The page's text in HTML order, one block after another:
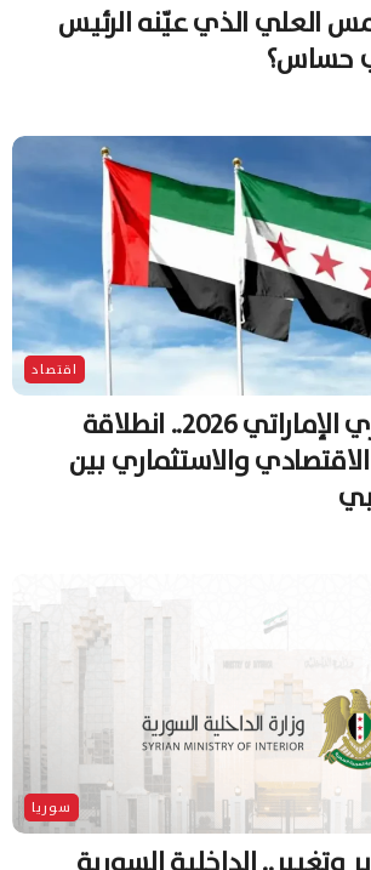
العلي الذي عيّنه الرئيس
حساس؟
اقتصاد
المنتدى السوري الإماراتي 2026.. انطلاقة
والاستثماري بين
سوريا